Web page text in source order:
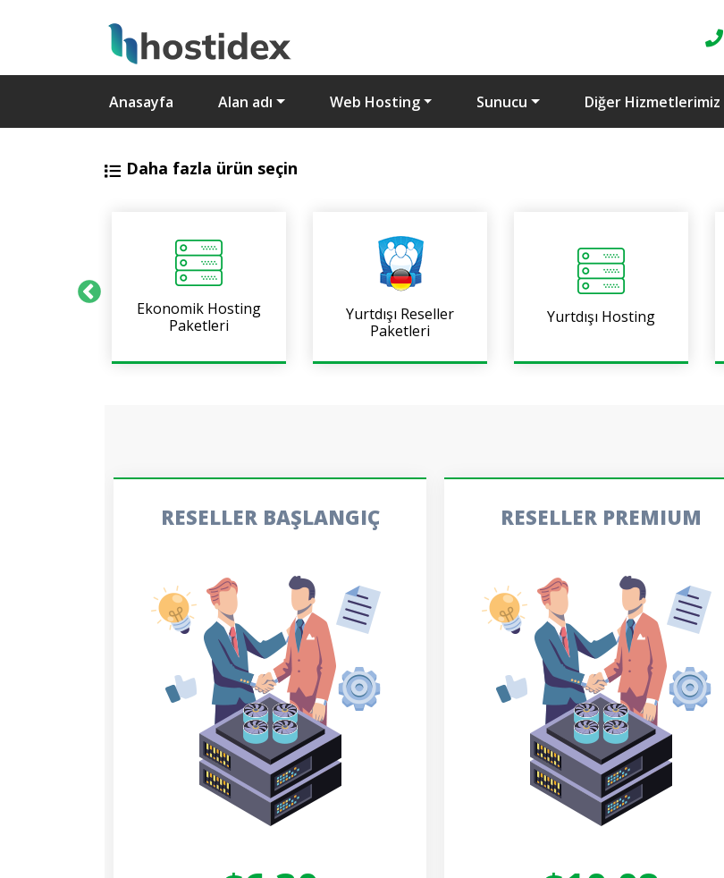
Anasayfa Alan adı Web Hosting Sunucu Diğer Hizmetlerimiz
Daha fazla ürün seçin
Ekonomik Hosting
Paketleri
Yurtdışı Reseller
Paketleri
Yurtdışı Hosting
RESELLER BAŞLANGIÇ RESELLER PREMIUM